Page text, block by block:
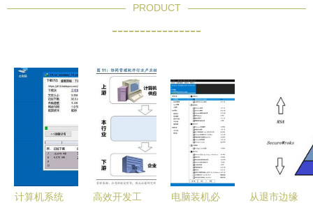
PRODUCT
----------------
计算机系统
高效开发工
电脑装机必
从退市边缘